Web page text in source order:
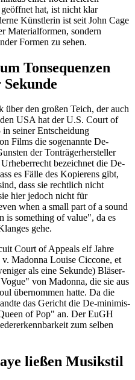
hat, ist nicht klar
Künstlerin ist seit John Cage
Materialformen, sondern
Formen zu sehen.
Tonsequenzen
den großen Teich, der auch
USA hat der U.S. Court of
seiner Entscheidung
Films die sogenannte De-
der Tonträgerhersteller
bezeichnet die De-
es Fälle des Kopierens gibt,
dass sie rechtlich nicht
hier jedoch nicht für
when a small part of a sound
is something of value", da es
gehe.
Court of Appeals elf Jahre
Madonna Louise Ciccone, et
als eine Sekunde) Bläser-
von Madonna, die sie aus
übernommen hatte. Da die
das Gericht die De-minimis-
of Pop" an. Der EuGH
zum selben
ließen Musikstil